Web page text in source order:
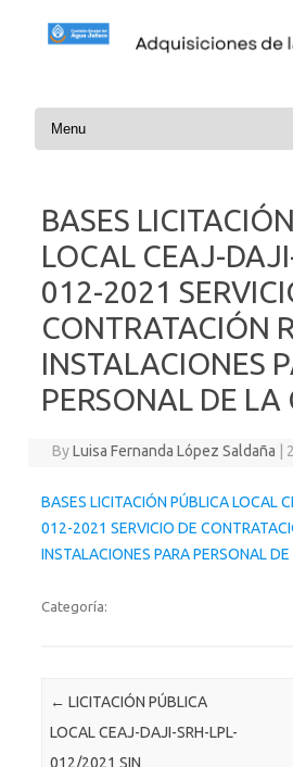
Skip to content
BASES
LOCAL CEAJ-
012-2021
CONTRATACIÓN
INSTALACIONES
PERSONAL DE LA
ByLuisa Fernanda López Saldaña
BASES LICITACIÓN PÚBLICA LOCAL
012-2021 SERVICIO DE
INSTALACIONES PARA PERSONAL
Categoría:
Post navigation
← LICITACIÓN PÚBLICA
LOCAL CEAJ-DAJI-SRH-LPL-
012/2021 SIN